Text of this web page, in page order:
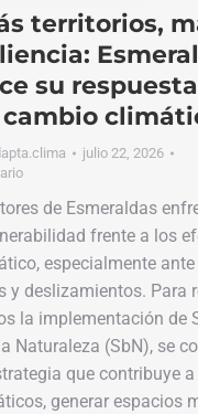
territorios,
su
julio 22, 2026
de Esmeraldas
frente a los
especialmente ante
y deslizamientos. Para
la implementación de
Naturaleza (SbN), se
que contribuye
generar espacios